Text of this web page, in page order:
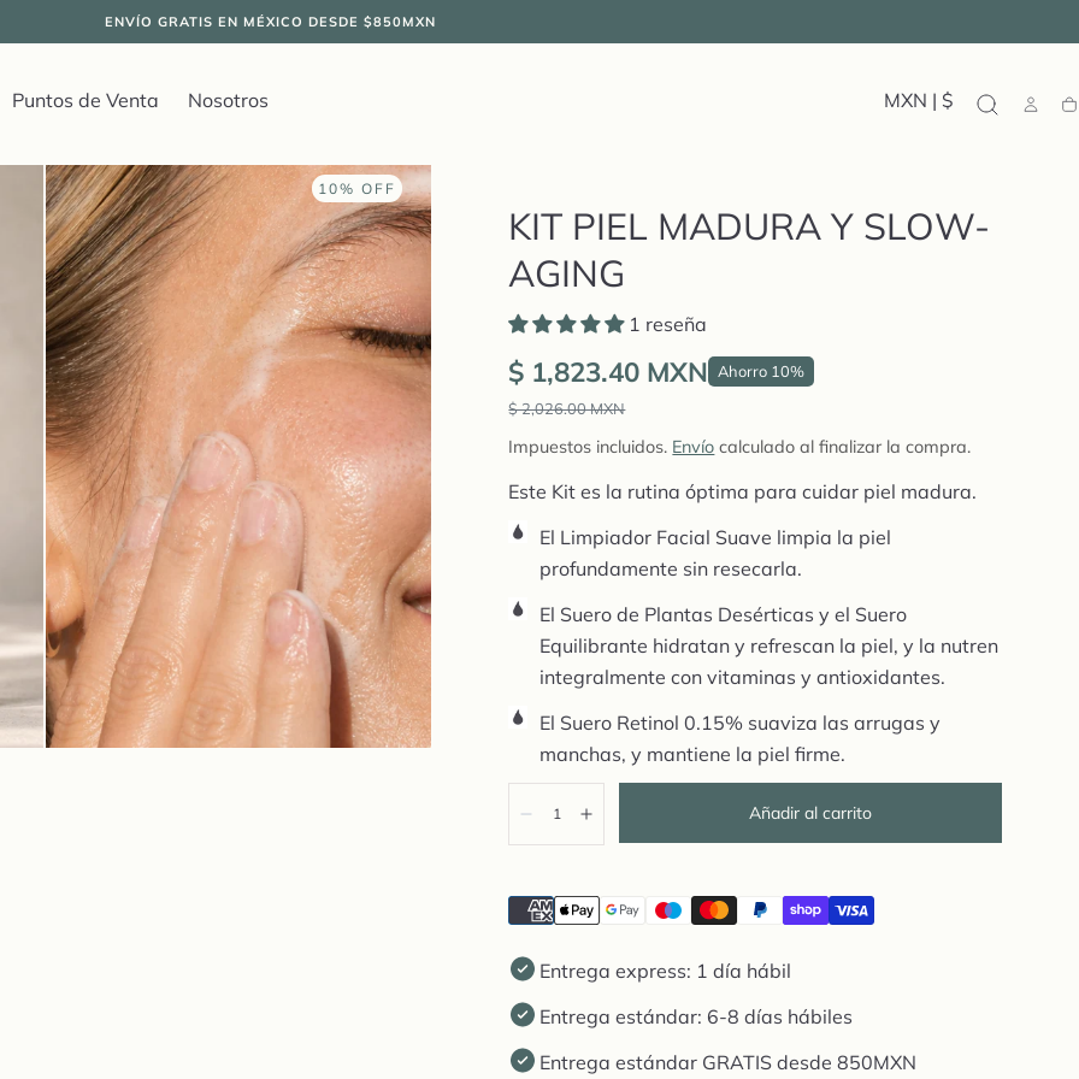
ENVÍO GRATIS EN MÉXICO DESDE $850MXN
Puntos de Venta Nosotros
MXN | $
10% OFF
KIT PIEL MADURA Y SLOW-
AGING
1 reseña
$ 1,823.40 MXN Ahorro 10%
$ 2,026.00 MXN
Impuestos incluidos. Envío calculado al finalizar la compra.
Este Kit es la rutina óptima para cuidar piel madura.
El Limpiador Facial Suave limpia la piel
profundamente sin resecarla.
El Suero de Plantas Desérticas y el Suero
Equilibrante hidratan y refrescan la piel, y la nutren
integralmente con vitaminas y antioxidantes.
El Suero Retinol 0.15% suaviza las arrugas y
manchas, y mantiene la piel firme.
DisminuirAumentar Añadir al carrito
{"title"=>"Métodos
pago"}Entrega express: 1 día hábil
Entrega estándar: 6-8 días hábiles
Entrega estándar GRATIS desde 850MXN